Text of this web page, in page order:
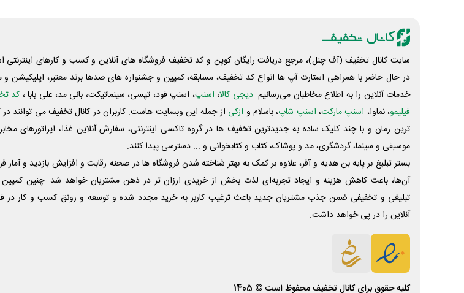
سایت کانال تخفیف (آف چنل)، مرجع دریافت رایگان کوپن و کد تخفیف فروشگاه های آنلاین و کسب و‌ کارهای
در حال حاضر با همراهی استارت آپ ها انواع کد تخفیف، مسابقه، کمپین و جشنواره های صدها برند معتبر، اپلیکیشن و
خدمات آنلاین را به اطلاع مخاطبان می‌رسانیم. دیجی کالا، اسنپ، اسنپ فود، تپسی، سینماتیکت، بانی مد، علی‌ بابا ، کد
فیلیمو، نماوا، اسنپ مارکت، اسنپ شاپ، باسلام و ازکی از جمله این وبسایت ‌هاست. کاربران در کانال تخفیف می توانند در
ترین زمان و با چند کلیک ساده به جدیدترین تخفیف ها در گروه تاکسی اینترنتی، سفارش آنلاین غذا، اپراتورهای
موسیقی و سینما، گردشگری، مد و پوشاک، کتاب و کتابخوانی و ... دسترسی پیدا کنند.
بستر تبلیغ بر پایه بن هدیه و آفر، علاوه بر کمک به بهتر شناخته شدن فروشگاه ها در صحنه رقابت و افزایش بازدید و آمار
آن‌ها، باعث کاهش هزینه و ایجاد تجربه‌ای لذت بخش از خریدی ارزان تر در ذهن مشتریان خواهد شد. چنین
تبلیغی و تخفیفی ضمن جذب مشتریان جدید باعث ترغیب کاربر به خرید مجدد شده و توسعه و رونق کسب و کار در
آنلاین را در پی خواهد داشت.
کلیه حقوق برای کانال تخفیفمحفوظ است © 1405